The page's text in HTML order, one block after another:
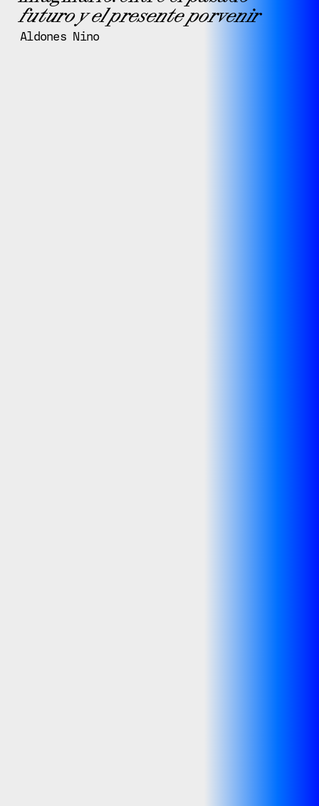
futuro y el presente porvenir
Aldones Nino